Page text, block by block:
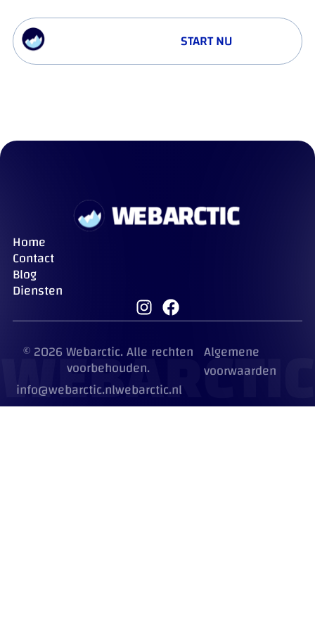
START NU
Home
Contact
Blog
Diensten
© 2026 Webarctic. Alle rechten
voorbehouden.
Algemene
voorwaarden
info@webarctic.nlwebarctic.nl
WEBARCTIC